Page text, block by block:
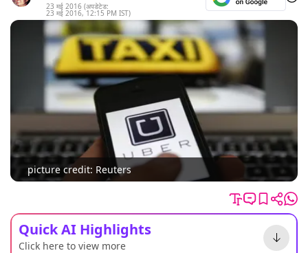
23 मई 2016 (अपडेटेड:
23 मई 2016, 12:15 PM IST)
picture credit: Reuters
Quick AI Highlights
Click here to view more